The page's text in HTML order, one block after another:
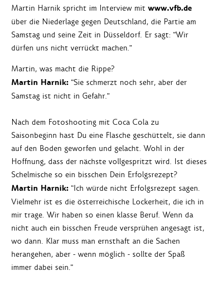
Martin Harnik spricht im Interview mit www.vfb.de
über die Niederlage gegen Deutschland, die Partie am
Samstag und seine Zeit in Düsseldorf. Er sagt: "Wir
dürfen uns nicht verrückt machen."
Martin, was macht die Rippe?
Martin Harnik: "Sie schmerzt noch sehr, aber der
Samstag ist nicht in Gefahr."
Nach dem Fotoshooting mit Coca Cola zu
Saisonbeginn hast Du eine Flasche geschüttelt, sie dann
auf den Boden geworfen und gelacht. Wohl in der
Hoffnung, dass der nächste vollgespritzt wird. Ist dieses
Schelmische so ein bisschen Dein Erfolgsrezept?
Martin Harnik: "Ich würde nicht Erfolgsrezept sagen.
Vielmehr ist es die österreichische Lockerheit, die ich in
mir trage. Wir haben so einen klasse Beruf. Wenn da
nicht auch ein bisschen Freude versprühen angesagt ist,
wo dann. Klar muss man ernsthaft an die Sachen
herangehen, aber - wenn möglich - sollte der Spaß
immer dabei sein."